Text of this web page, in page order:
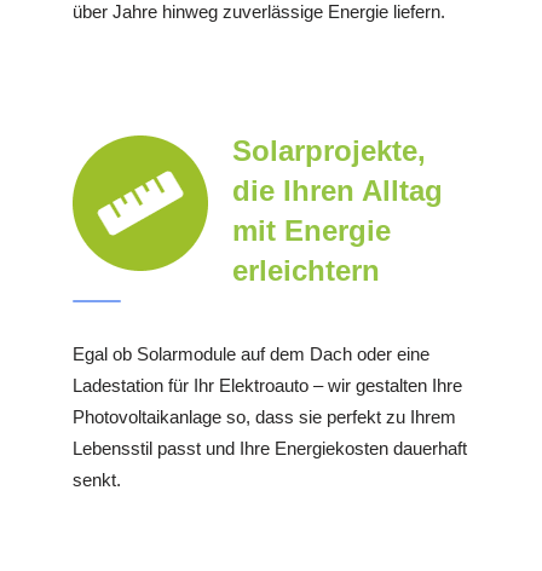
über Jahre hinweg zuverlässige Energie liefern.
Solarprojekte,
die Ihren Alltag
mit Energie
erleichtern
Egal ob Solarmodule auf dem Dach oder eine
Ladestation für Ihr Elektroauto – wir gestalten Ihre
Photovoltaikanlage so, dass sie perfekt zu Ihrem
Lebensstil passt und Ihre Energiekosten dauerhaft
senkt.